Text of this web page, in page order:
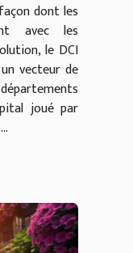
dont les
avec les
le DCI
vecteur de
joué par